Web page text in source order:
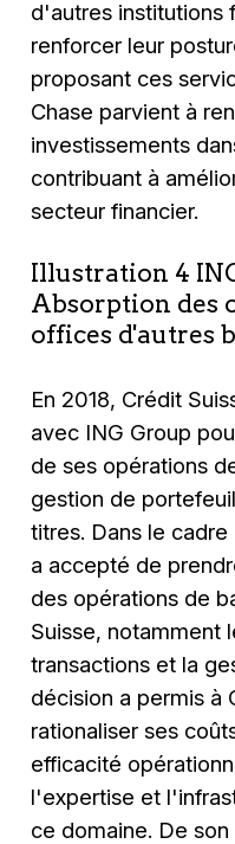
d'autres institutions
renforcer leur
proposant ces
Chase parvient à
investissements
contribuant à
secteur financier.
Illustration 4
Absorption des
offices d'autres
En 2018, Crédit
avec ING Group
de ses opérations
gestion de
titres. Dans le
a accepté de
des opérations de
Suisse, notamment
transactions et la
décision a permis à
rationaliser ses
efficacité
l'expertise et
ce domaine. De